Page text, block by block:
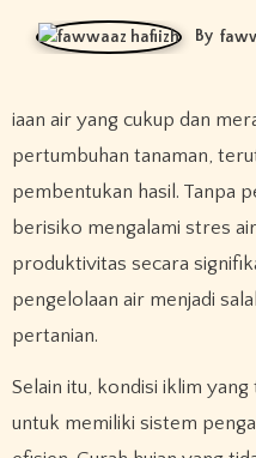
By
iaan air yang cukup dan merata sangat memengaruhi
pertumbuhan tanaman,
pembentukan hasil. Tanpa
berisiko mengalami stres
produktivitas secara
pengelolaan air menjadi
pertanian.
Selain itu, kondisi iklim
untuk memiliki sistem